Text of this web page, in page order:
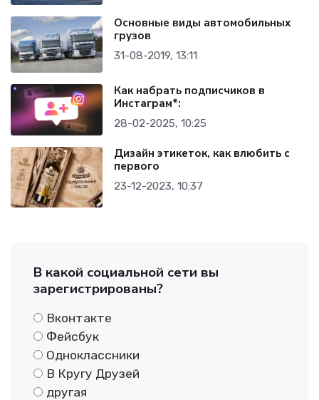
Основные виды автомобильных
грузов
31-08-2019, 13:11
Как набрать подписчиков в
Инстаграм*:
28-02-2025, 10:25
Дизайн этикеток, как влюбить с
первого
23-12-2023, 10:37
В какой социальной сети вы
зарегистрированы?
Вконтакте
Фейсбук
Одноклассники
В Кругу Друзей
другая